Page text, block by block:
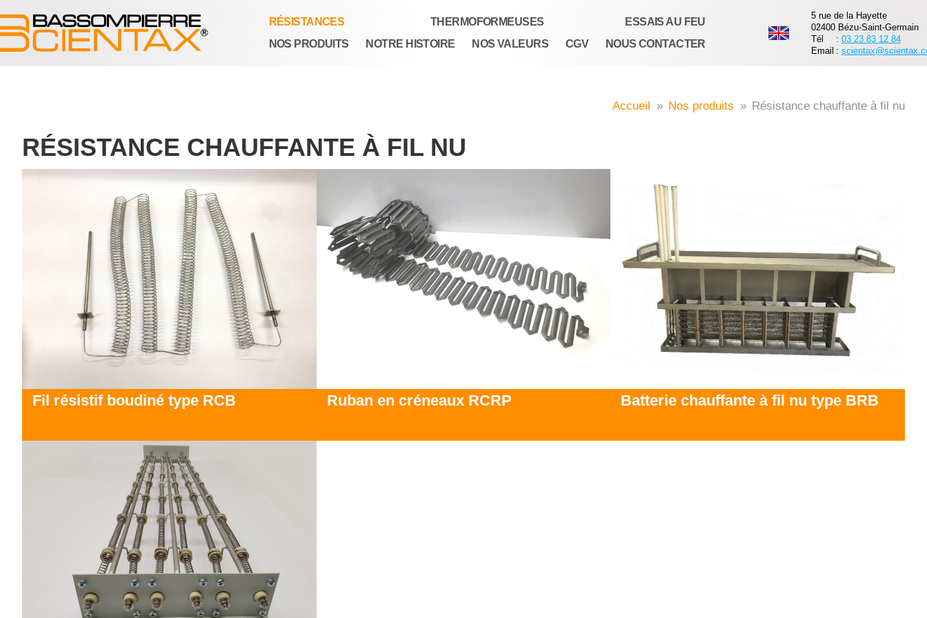
RÉSISTANCES THERMOFORMEUSES
ESSAIS AU FEU
NOS PRODUITS
NOTRE HISTOIRE NOS VALEURS CGV NOUS CONTACTER
5 rue de la Hayette
02400 Bézu-Saint-Germain
Tél
: 03 23 83 12 84
Email :
Accueil » Nos produits » Résistance chauffante à fil nu
RÉSISTANCE CHAUFFANTE À FIL NU
Fil résistif boudiné type RCB Ruban en créneaux RCRP Batterie chauffante à fil nu type BRB